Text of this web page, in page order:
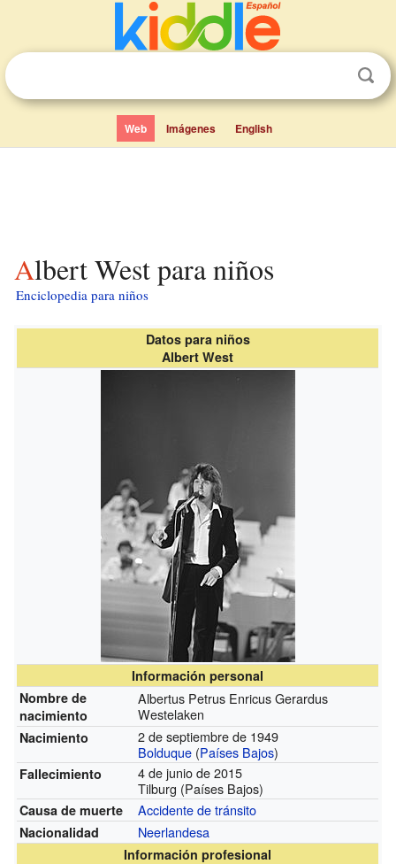
Web Imágenes English
Albert West para niños
Enciclopedia para niños
Datos para niños
Albert West
Información personal
Nombre de
nacimiento
Albertus Petrus Enricus Gerardus
Westelaken
Nacimiento
2 de septiembre de 1949
Bolduque (Países Bajos)
Fallecimiento
4 de junio de 2015
Tilburg (Países Bajos)
Causa de muerte Accidente de tránsito
Nacionalidad Neerlandesa
Información profesional